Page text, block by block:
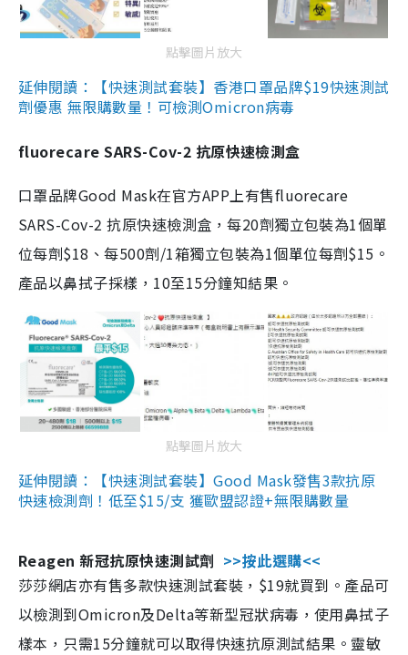
點擊圖片放大
延伸閱讀：【快速測試套裝】香港口罩品牌$19快速測試
劑優惠 無限購數量！可檢測Omicron病毒
fluorecare SARS-Cov-2 抗原快速檢測盒
口罩品牌Good Mask在官方APP上有售fluorecare
SARS-Cov-2 抗原快速檢測盒，每20劑獨立包裝為1個單
位每劑$18、每500劑/1箱獨立包裝為1個單位每劑$15。
產品以鼻拭子採樣，10至15分鐘知結果。
點擊圖片放大
延伸閱讀：【快速測試套裝】Good Mask發售3款抗原
快速檢測劑！低至$15/支 獲歐盟認證+無限購數量
Reagen 新冠抗原快速測試劑 >>按此選購<<
莎莎網店亦有售多款快速測試套裝，$19就買到。產品可
以檢測到Omicron及Delta等新型冠狀病毒，使用鼻拭子
樣本，只需15分鐘就可以取得快速抗原測試結果。靈敏